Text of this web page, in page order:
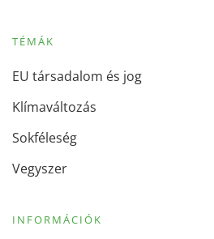
TÉMÁK
EU társadalom és jog
Klímaváltozás
Sokféleség
Vegyszer
INFORMÁCIÓK